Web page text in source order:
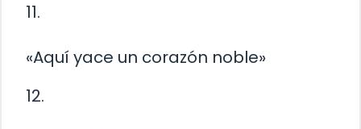
11.
«Aquí yace un corazón noble»
12.